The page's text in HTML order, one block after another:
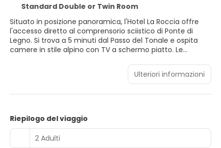
Standard Double or Twin Room
Situato in posizione panoramica, l'Hotel La Roccia offre
l'accesso diretto al comprensorio sciistico di Ponte di
Legno. Si trova a 5 minuti dal Passo del Tonale e ospita
camere in stile alpino con TV a schermo piatto. Le
pavimenti piastrellati o in parquet e di un bagno privato
con asciugacapelli e articoli da toeletta. Alcune vantano
anche un balcone con vista sulle montagne. Il ristorante
in loco serve specialità locali e piatti della cucina italiana.
all'aperto durante la stagione calda. Dotato di un
parcheggio privato gratuito, La Roccia Hotel dista 6 km da
Ponte di Legno e 1 ora d'auto da Bormio.
Ulteriori informazioni
Riepilogo del viaggio
2 Adulti